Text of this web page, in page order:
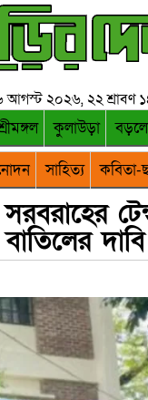
আগস্ট ২০২৬, ২২ শ্রাবণ
কুলাউড়া
সাহিত্য কবিতা-
দাবি